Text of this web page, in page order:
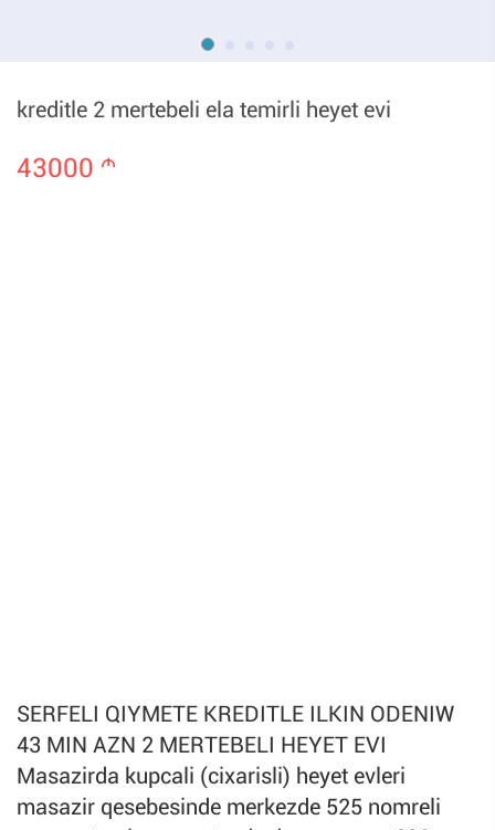
kreditle 2 mertebeli ela temirli heyet evi
43000 m
SERFELI QIYMETE KREDITLE ILKIN ODENIW
43 MIN AZN 2 MERTEBELI HEYET EVI
Masazirda kupcali (cixarisli) heyet evleri
masazir qesebesinde merkezde 525 nomreli